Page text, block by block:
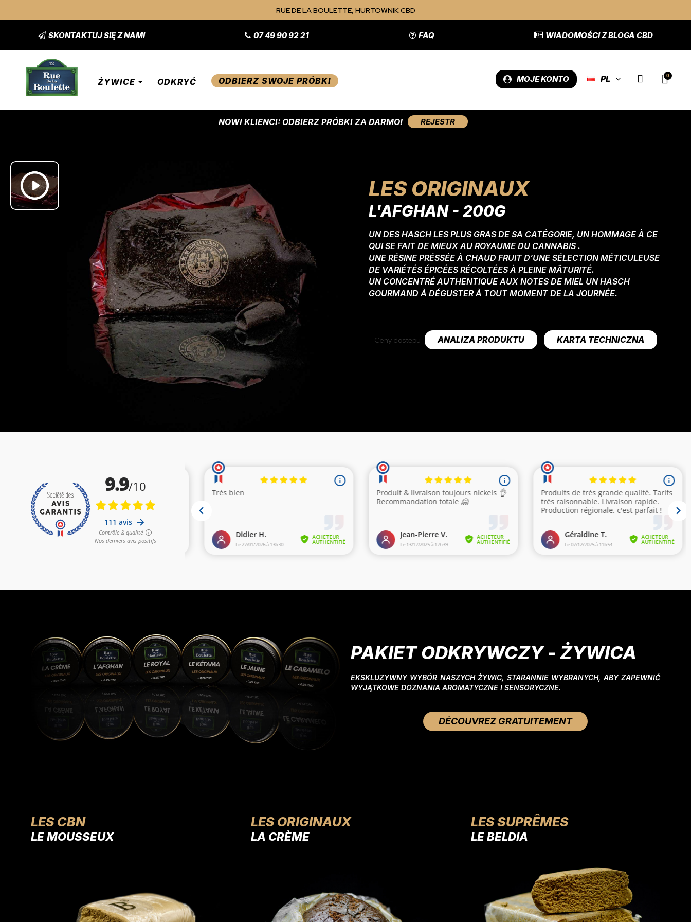
RUE DE LA BOULETTE, HURTOWNIK CBD
SKONTAKTUJ SIĘ Z NAMI 07 49 90 92 21 FAQ WIADOMOŚCI Z BLOGA CBD
MOJE KONTO PL
ŻYWICE ODKRYĆ ODBIERZ SWOJE PRÓBKI
NOWI KLIENCI: ODBIERZ PRÓBKI ZA DARMO! REJESTR
LES ORIGINAUX
L'AFGHAN - 200G
UN DES HASCH LES PLUS GRAS DE SA CATÉGORIE, UN HOMMAGE À CE
QUI SE FAIT DE MIEUX AU ROYAUME DU CANNABIS .
UNE RÉSINE PRÉSSÉE À CHAUD FRUIT D’UNE SÉLECTION MÉTICULEUSE
DE VARIÉTÉS ÉPICÉES RÉCOLTÉES À PLEINE MÂTURITÉ.
UN CONCENTRÉ AUTHENTIQUE AUX NOTES DE MIEL UN HASCH
GOURMAND À DÉGUSTER À TOUT MOMENT DE LA JOURNÉE.
Ceny dostępu ANALIZA PRODUKTU KARTA TECHNICZNA
PAKIET ODKRYWCZY - ŻYWICA
EKSKLUZYWNY WYBÓR NASZYCH ŻYWIC, STARANNIE WYBRANYCH, ABY ZAPEWNIĆ
WYJĄTKOWE DOZNANIA AROMATYCZNE I SENSORYCZNE.
DÉCOUVREZ GRATUITEMENT
LES CBN
LE MOUSSEUX LE BELDIA LE MOUSSEUX
LES ORIGINAUX
LE CARAMELO LA CRÈME L’AFGHAN
LES SUPRÊMES
L'ICE-O-LATOR LE BELDIA